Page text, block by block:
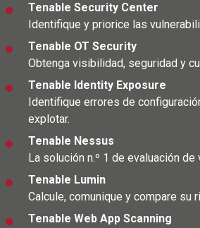
Tenable Security Center
Identifique y priorice las
Tenable OT Security
Obtenga visibilidad, seguridad y
Tenable Identity Exposure
Identifique errores de
explotar.
Tenable Nessus
La solución n.º 1 de evaluación
Tenable Lumin
Calcule, comunique y compare su
Tenable Web App Scanning